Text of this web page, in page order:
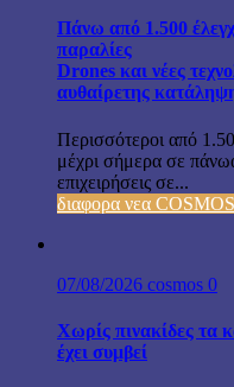
Πάνω από 1.500
παραλίες
Drones και νέες
αυθαίρετης
Περισσότεροι από
μέχρι σήμερα σε
επιχειρήσεις σε...
διαφορα νεα
07/08/2026 cosmos 0
Χωρίς πινακίδες τα
έχει συμβεί